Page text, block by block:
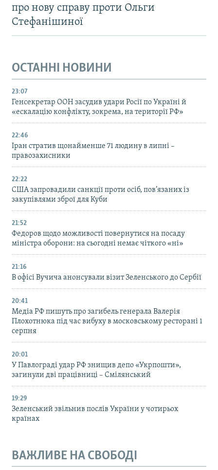
про нову справу проти Ольги
Стефанішиної
ОСТАННІ НОВИНИ
23:07
Генсекретар ООН засудив удари Росії по Україні й
«ескалацію конфлікту, зокрема, на території РФ»
22:46
Іран стратив щонайменше 71 людину в липні –
правозахисники
22:22
США запровадили санкції проти осіб, пов’язаних із
закупівлями зброї для Куби
21:52
Федоров щодо можливості повернутися на посаду
міністра оборони: на сьогодні немає чіткого «ні»
21:16
В офісі Вучича анонсували візит Зеленського до Сербії
20:41
Медіа РФ пишуть про загибель генерала Валерія
Плохотнюка під час вибуху в московському ресторані 1
серпня
20:01
У Павлограді удар РФ знищив депо «Укрпошти»,
загинули дві працівниці – Смілянський
19:29
Зеленський звільнив послів України у чотирьох
країнах
ВАЖЛИВЕ НА СВОБОДІ